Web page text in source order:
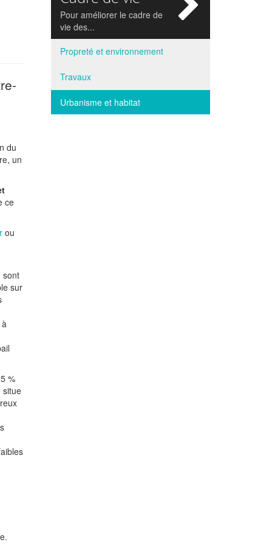
du
un
ce
ou
sont
sur
%
situe
Pour améliorer le cadre de
vie des...
Propreté et environnement
Travaux
Urbanisme et habitat